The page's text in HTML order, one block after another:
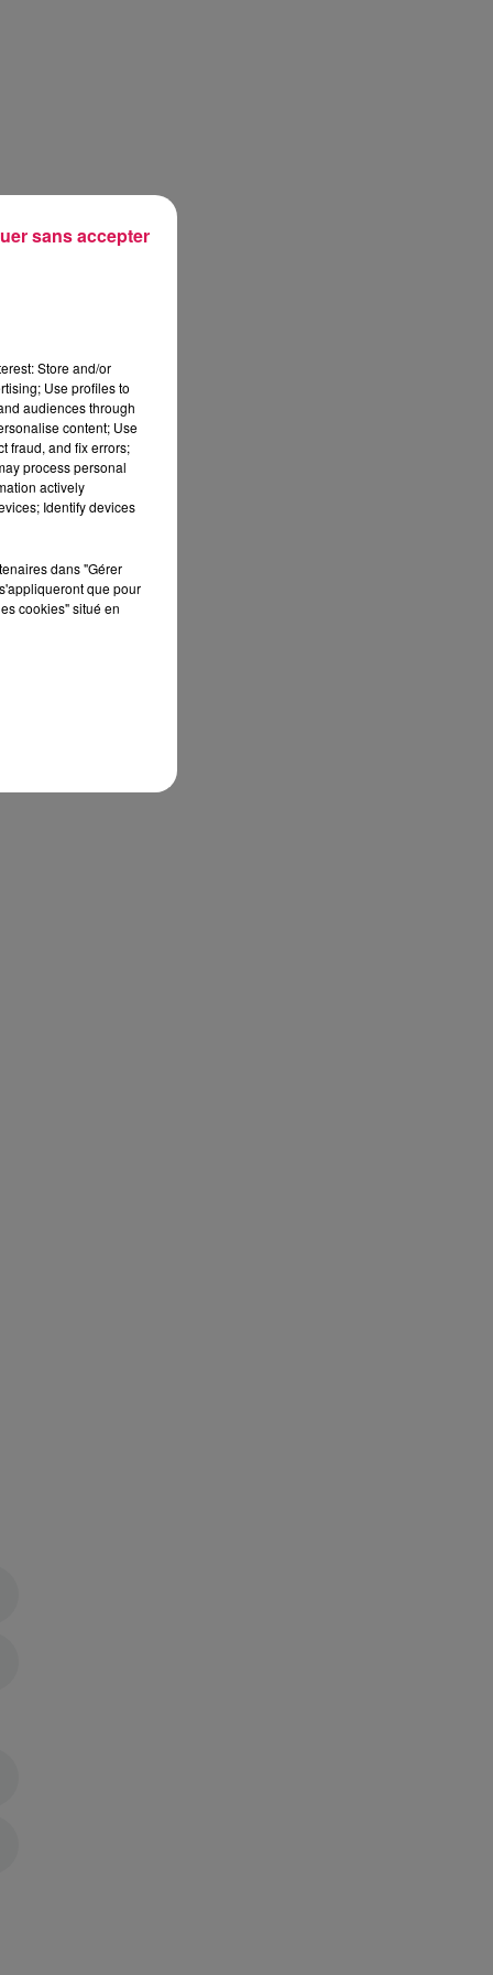
Store and/or
Use profiles to
audiences through
content; Use
fraud, and fix errors;
process personal
actively
Identify devices
dans "Gérer
que pour
cookies" situé en
sans accepter